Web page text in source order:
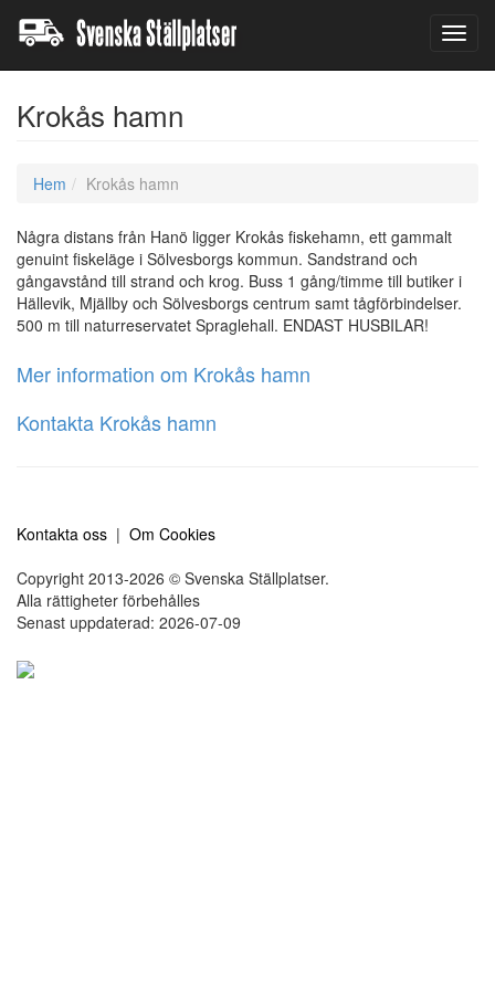
Krokås hamn
Hem Krokås hamn
Några distans från Hanö ligger Krokås fiskehamn, ett gammalt
genuint fiskeläge i Sölvesborgs kommun. Sandstrand och
gångavstånd till strand och krog. Buss 1 gång/timme till butiker i
Hällevik, Mjällby och Sölvesborgs centrum samt tågförbindelser.
500 m till naturreservatet Spraglehall. ENDAST HUSBILAR!
Mer information om Krokås hamn
Kontakta Krokås hamn
Kontakta oss | Om Cookies
Copyright 2013-2026 © Svenska Ställplatser.
Alla rättigheter förbehålles
Senast uppdaterad: 2026-07-09